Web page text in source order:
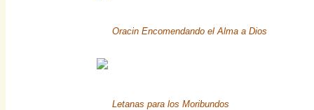
Oracin Encomendando el Alma a Dios
Letanas para los Moribundos